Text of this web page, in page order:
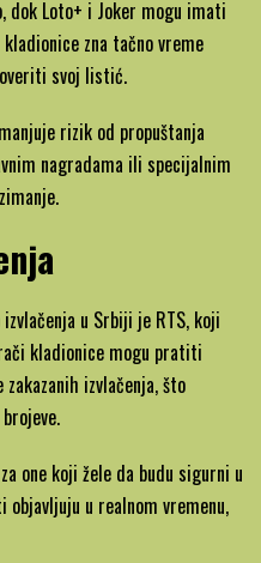
dok Loto+ i Joker mogu imati
zna tačno vreme
svoj listić.
rizik od propuštanja
nagradama ili specijalnim
u Srbiji je RTS, koji
kladionice mogu pratiti
izvlačenja, što
one koji žele da budu sigurni u
u realnom vremenu,